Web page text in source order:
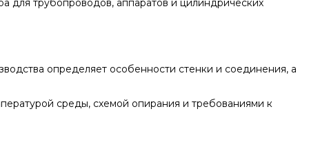
трубопроводов, аппаратов и цилиндрических
определяет особенности стенки и соединения, а
среды, схемой опирания и требованиями к